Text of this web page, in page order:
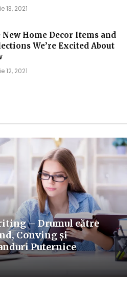
13, 2021
New Home Decor Items and
We’re Excited About
12, 2021
– Drumul către
Conving și
Puternice